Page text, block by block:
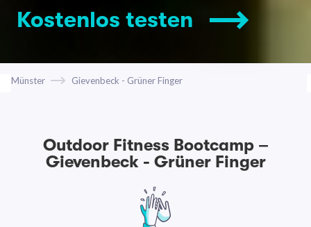
Kostenlos testen
Münster Gievenbeck - Grüner Finger
Outdoor Fitness Bootcamp –
Gievenbeck - Grüner Finger